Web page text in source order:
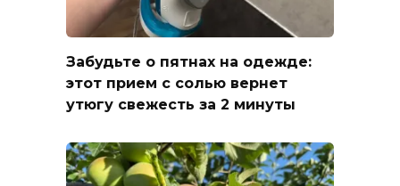
Забудьте о пятнах на одежде:
этот прием с солью вернет
утюгу свежесть за 2 минуты